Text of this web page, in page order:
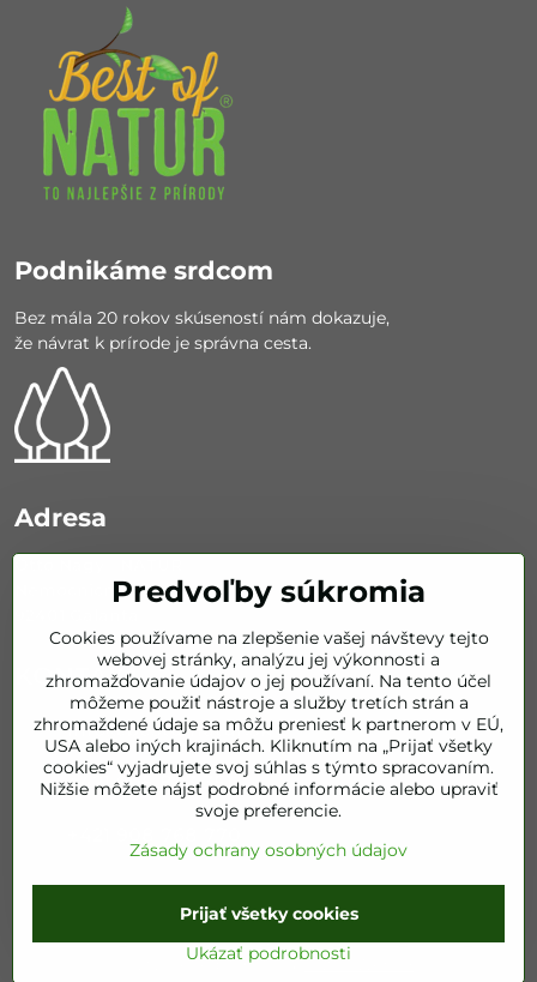
Podnikáme srdcom
Bez mála 20 rokov skúseností nám dokazuje,
že návrat k prírode je správna cesta.
Adresa
Nemocničná 626/67
KONTAKT
info​@bestofnatur​.sk
+421 905 843 351
©2026Copyright
Predvoľby súkromiaZásady ochrany osobných údajov
Vytvorené pomocou:BiznisWeb.sk
Predvoľby súkromia
Cookies používame na zlepšenie vašej návštevy tejto
webovej stránky, analýzu jej výkonnosti a
zhromažďovanie údajov o jej používaní. Na tento účel
môžeme použiť nástroje a služby tretích strán a
zhromaždené údaje sa môžu preniesť k partnerom v EÚ,
USA alebo iných krajinách. Kliknutím na „Prijať všetky
cookies“ vyjadrujete svoj súhlas s týmto spracovaním.
Nižšie môžete nájsť podrobné informácie alebo upraviť
svoje preferencie.
Zásady ochrany osobných údajov
Ukázať podrobnosti
Prijať všetky cookies